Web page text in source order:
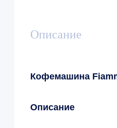
Описание
Кофемашина
Описание